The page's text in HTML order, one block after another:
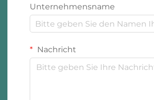
Unternehmensname
Nachricht